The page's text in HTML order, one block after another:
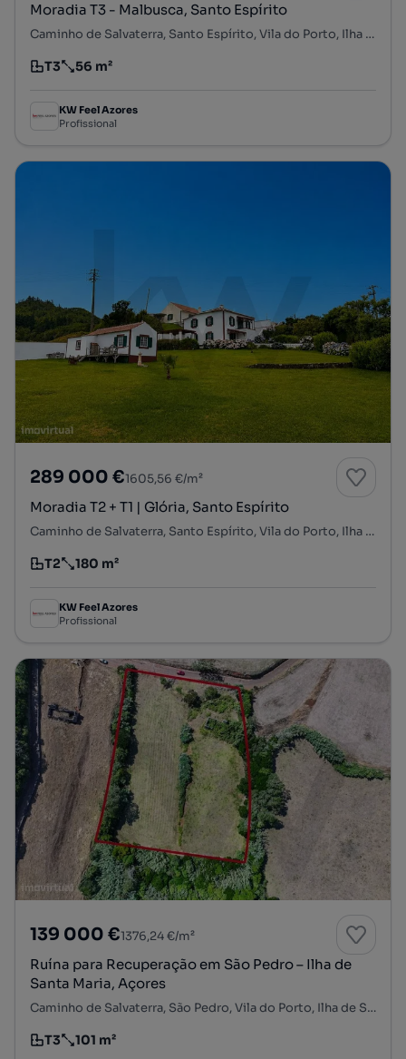
Moradia T3 - Malbusca, Santo Espírito
Caminho de Salvaterra, Santo Espírito, Vila do Porto, Ilha de Santa Maria
Tipologia
T3
Preço por metro quadrado
56 m²
KW Feel Azores
Profissional
289 000 €1605,56 €/m²
Moradia T2 + T1 | Glória, Santo Espírito
Caminho de Salvaterra, Santo Espírito, Vila do Porto, Ilha de Santa Maria
Tipologia
T2
Preço por metro quadrado
180 m²
KW Feel Azores
Profissional
139 000 €1376,24 €/m²
Ruína para Recuperação em São Pedro – Ilha de
Santa Maria, Açores
Caminho de Salvaterra, São Pedro, Vila do Porto, Ilha de Santa Maria
Tipologia
T3
Preço por metro quadrado
101 m²